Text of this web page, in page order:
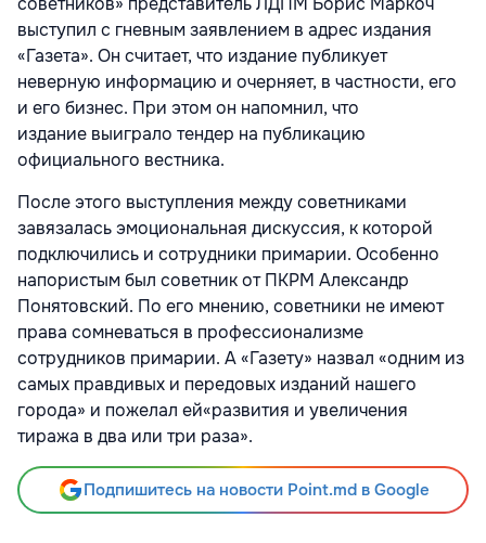
выступил с гневным заявлением в адрес издания
«Газета». Он считает, что издание публикует
неверную информацию и очерняет, в частности, его
и его бизнес. При этом он напомнил, что
издание выиграло тендер на публикацию
официального вестника.
После этого выступления между советниками
завязалась эмоциональная дискуссия, к которой
подключились и сотрудники примарии. Особенно
напористым был советник от ПКРМ Александр
Понятовский. По его мнению, советники не имеют
права сомневаться в профессионализме
сотрудников примарии. А «Газету» назвал «одним из
самых правдивых и передовых изданий нашего
города» и пожелал ей«развития и увеличения
тиража в два или три раза».
Подпишитесь на новости Point.md в Google